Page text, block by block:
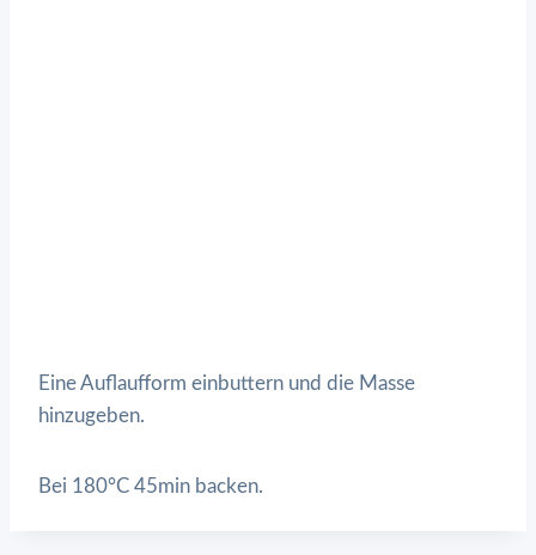
Eine Auflaufform einbuttern und die Masse
hinzugeben.
Bei 180°C 45min backen.